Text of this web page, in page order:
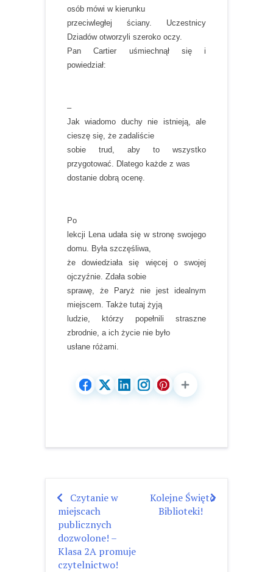
osób mówi w kierunku
przeciwległej ściany. Uczestnicy
Dziadów otworzyli szeroko oczy.
Pan Cartier uśmiechnął się i
powiedział:
–
Jak wiadomo duchy nie istnieją, ale
cieszę się, że zadaliście
sobie trud, aby to wszystko
przygotować. Dlatego każde z was
dostanie dobrą ocenę.
Po
lekcji Lena udała się w stronę swojego
domu. Była szczęśliwa,
że dowiedziała się więcej o swojej
ojczyźnie. Zdała sobie
sprawę, że Paryż nie jest idealnym
miejscem. Także tutaj żyją
ludzie, którzy popełnili straszne
zbrodnie, a ich życie nie było
usłane różami.
Nawigacja
wpisu
Czytanie w
miejscach
publicznych
dozwolone! –
Klasa 2A promuje
czytelnictwo!
Kolejne Święto
Biblioteki!